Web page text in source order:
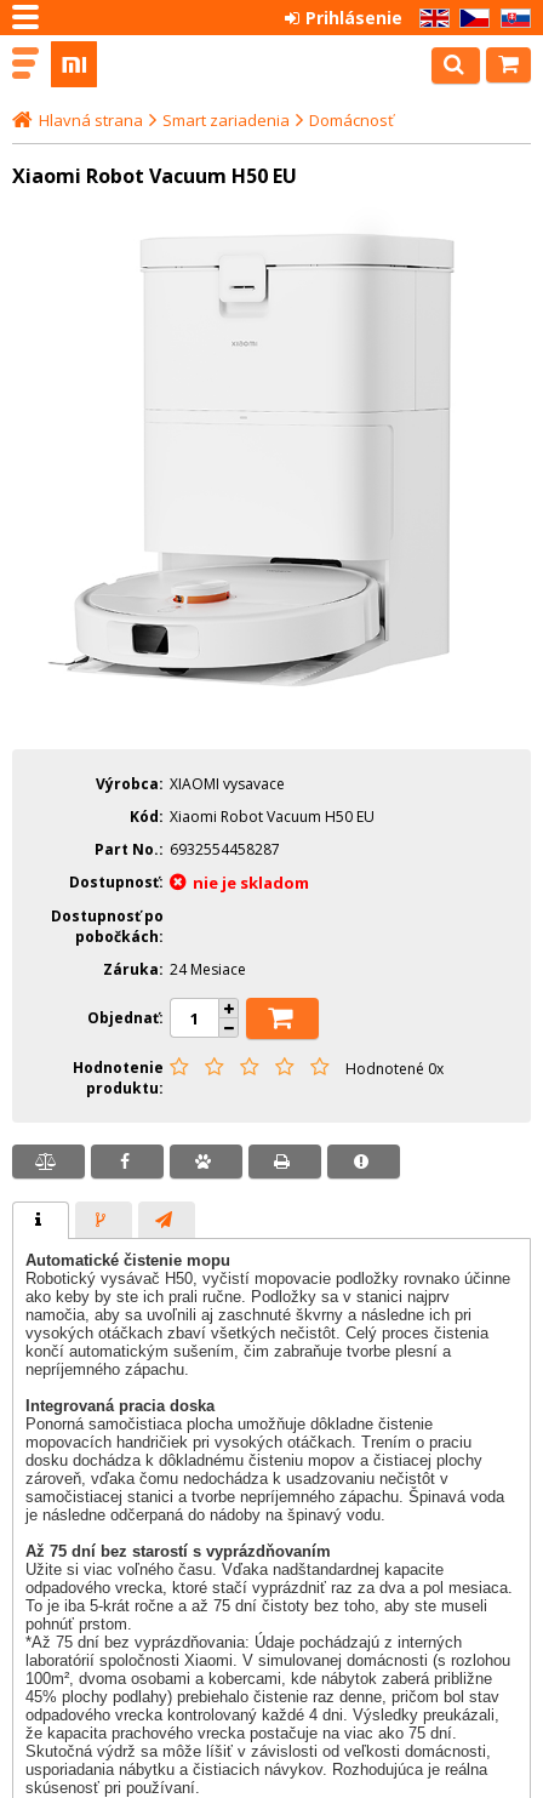
EN CZ SK
Prihlásenie
Hlavná strana Smart zariadenia Domácnosť
Xiaomi Robot Vacuum H50 EU
Výrobca XIAOMI vysavace
Kód Xiaomi Robot Vacuum H50 EU
Part No.
6932554458287
Dostupnosť
nie je skladom
Dostupnosť po
pobočkách
Záruka 24 Mesiace
Objednať
Hodnotenie
produktu
Hodnotené 0x
Automatické čistenie mopu
Robotický vysávač H50, vyčistí mopovacie podložky rovnako účinne
ako keby by ste ich prali ručne. Podložky sa v stanici najprv
namočia, aby sa uvoľnili aj zaschnuté škvrny a následne ich pri
vysokých otáčkach zbaví všetkých nečistôt. Celý proces čistenia
končí automatickým sušením, čim zabraňuje tvorbe plesní a
nepríjemného zápachu.
Integrovaná pracia doska
Ponorná samočistiaca plocha umožňuje dôkladne čistenie
mopovacích handričiek pri vysokých otáčkach. Trením o praciu
dosku dochádza k dôkladnému čisteniu mopov a čistiacej plochy
zároveň, vďaka čomu nedochádza k usadzovaniu nečistôt v
samočistiacej stanici a tvorbe nepríjemného zápachu. Špinavá voda
je následne odčerpaná do nádoby na špinavý vodu.
Až 75 dní bez starostí s vyprázdňovaním
Užite si viac voľného času. Vďaka nadštandardnej kapacite
odpadového vrecka, ktoré stačí vyprázdniť raz za dva a pol mesiaca.
To je iba 5-krát ročne a až 75 dní čistoty bez toho, aby ste museli
pohnúť prstom.
*Až 75 dní bez vyprázdňovania: Údaje pochádzajú z interných
laboratórií spoločnosti Xiaomi. V simulovanej domácnosti (s rozlohou
100m², dvoma osobami a kobercami, kde nábytok zaberá približne
45% plochy podlahy) prebiehalo čistenie raz denne, pričom bol stav
odpadového vrecka kontrolovaný každé 4 dni. Výsledky preukázali,
že kapacita prachového vrecka postačuje na viac ako 75 dní.
Skutočná výdrž sa môže líšiť v závislosti od veľkosti domácnosti,
usporiadania nábytku a čistiacich návykov. Rozhodujúca je reálna
skúsenosť pri používaní.